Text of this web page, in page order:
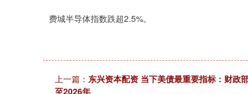
费城半导体指数跌超2.5%。
上一篇： 东兴资本配资 当下美债最重要指标：财政
至2026年